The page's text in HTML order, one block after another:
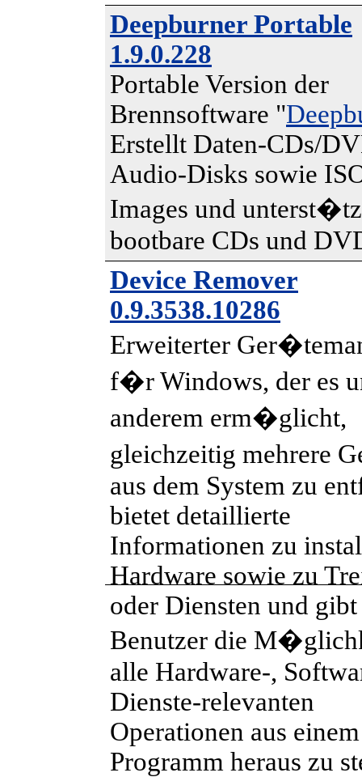
Deepburner Portable
1.9.0.228
Portable Version der
Brennsoftware "
Erstellt Daten-CDs/
Audio-Disks sowie
Images und
bootbare CDs und
Device Remover
0.9.3538.10286
Erweiterter
f�r Windows, der es
anderem erm�glicht,
gleichzeitig mehrere
aus dem System zu
bietet detaillierte
Informationen zu
Hardware sowie zu
oder Diensten und
Benutzer die
alle Hardware-,
Dienste-relevanten
Operationen aus einem
Programm heraus zu